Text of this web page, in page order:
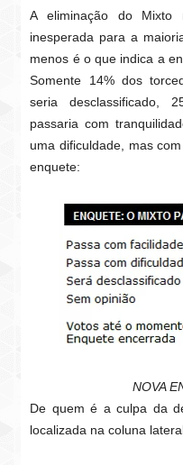
A eliminação do Mixto
inesperada para a
menos é o que indica a
Somente 14% dos
seria desclassificado,
passaria com
uma dificuldade, mas
enquete:
NOVA
De quem é a culpa da
localizada na coluna